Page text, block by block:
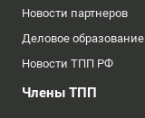
Новости партнеров
Деловое образование
Новости ТПП РФ
Члены ТПП